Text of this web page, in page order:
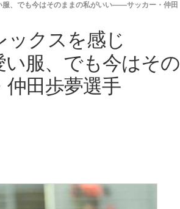
、でも今はそのままの私がいい――サッカー・仲田
ックスを感じ
服、でも今はその
田歩夢選手